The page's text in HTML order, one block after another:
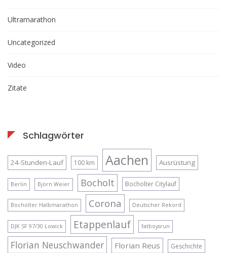
Ultramarathon
Uncategorized
Video
Zitate
Schlagwörter
24-Stunden-Lauf 100 km Aachen Ausrüstung
Berlin Björn Weier Bocholt Bocholter Citylauf
Bocholter Halbmarathon Corona Deutscher Rekord
DJK SF 97/30 Lowick Etappenlauf fatboysrun
Florian Neuschwander Florian Reus Geschichte